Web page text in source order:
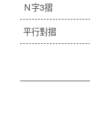
Ｎ字3摺
平行對摺